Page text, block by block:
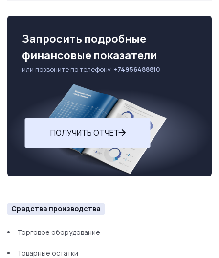
Запросить подробные
финансовые показатели
или позвоните по телефону +74956488810
ПОЛУЧИТЬ ОТЧЕТ
Средства производства
Торговое оборудование
Товарные остатки